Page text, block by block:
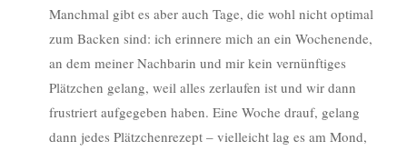
Manchmal gibt es aber auch Tage, die wohl nicht optimal
zum Backen sind: ich erinnere mich an ein Wochenende,
an dem meiner Nachbarin und mir kein vernünftiges
Plätzchen gelang, weil alles zerlaufen ist und wir dann
frustriert aufgegeben haben. Eine Woche drauf, gelang
dann jedes Plätzchenrezept – vielleicht lag es am Mond,